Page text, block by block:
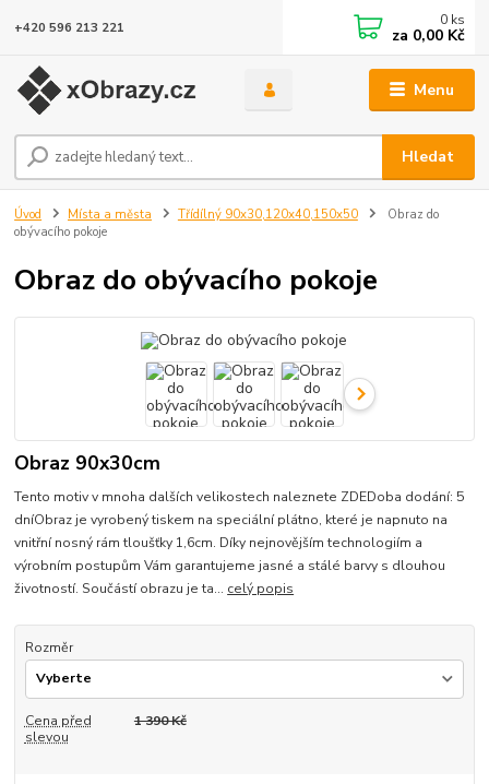
Menu
Hledat
+420 596 213 221 0 ks
za 0,00 Kč
Úvod Místa a města Třídílný 90x30,120x40,150x50
Obraz do
obývacího pokoje
Obraz do obývacího pokoje
Obraz 90x30cm
Tento motiv v mnoha dalších velikostech naleznete ZDEDoba dodání: 5
dníObraz je vyrobený tiskem na speciální plátno, které je napnuto na
vnitřní nosný rám tloušťky 1,6cm. Díky nejnovějším technologiím a
výrobním postupům Vám garantujeme jasné a stálé barvy s dlouhou
životností. Součástí obrazu je ta... celý popis
Rozměr
Cena před
slevou
1 390 Kč